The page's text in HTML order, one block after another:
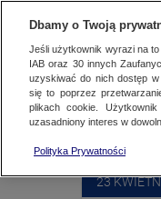
23
Dbamy o Twoją
Jeśli użytkownik wyrazi na
IAB oraz 30innych
uzyskiwać do nich dostęp w
się to poprzez
plikach cookie.
uzasadniony interes w
Polityka Prywatności